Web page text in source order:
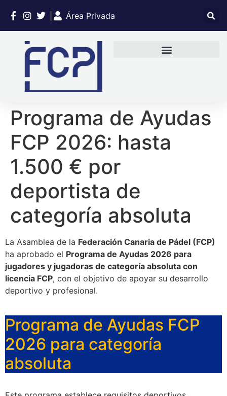
Área Privada
Programa de Ayudas
FCP 2026: hasta
1.500 € por
deportista de
categoría absoluta
La Asamblea de la Federación Canaria de Pádel (FCP)
ha aprobado el Programa de Ayudas 2026 para
jugadores y jugadoras de categoría absoluta con
licencia FCP, con el objetivo de apoyar su desarrollo
deportivo y profesional.
Programa de Ayudas FCP
2026 para categoría
absoluta